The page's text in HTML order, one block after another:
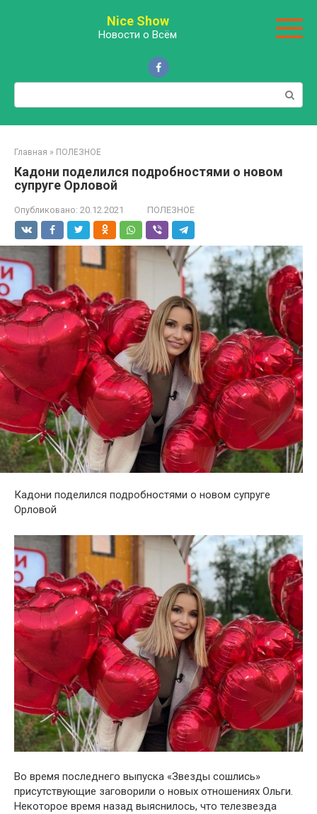
Nice Show
Новости о Всём
Поиск:
Главная » ПОЛЕЗНОЕ
Кадони поделился подробностями о новом
супруге Орловой
Опубликовано: 20.12.2021 ПОЛЕЗНОЕ
Кадони поделился подробностями о новом супруге
Орловой
Во время последнего выпуска «Звезды сошлись»
присутствующие заговорили о новых отношениях Ольги.
Некоторое время назад выяснилось, что телезвезда